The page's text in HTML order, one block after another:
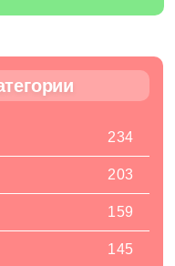
234
203
159
145